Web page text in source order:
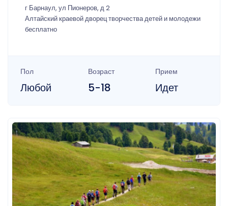
г Барнаул, ул Пионеров, д 2
Алтайский краевой дворец творчества детей и молодежи
бесплатно
Пол
Любой
Возраст
5-18
Прием
Идет